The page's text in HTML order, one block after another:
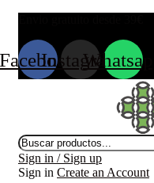
Instagram
Whatsapp
Búsqueda
de
productos
Sign in / Sign up
Sign in Create an Account